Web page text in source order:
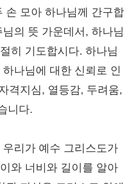
손 모아 하나님께 간구합
의 뜻 가운데서, 하나님
히 기도합시다. 하나님
나님에 대한 신뢰로 인
격지심, 열등감, 두려움,
니다.
리가 예수 그리스도가
와 너비와 길이를 알아